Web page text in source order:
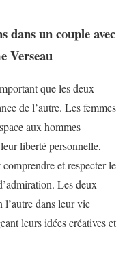
dans un couple avec
Verseau
que les deux
de l’autre. Les femmes
aux hommes
liberté personnelle,
et respecter le
Les deux
l’autre dans leur vie
leurs idées créatives et